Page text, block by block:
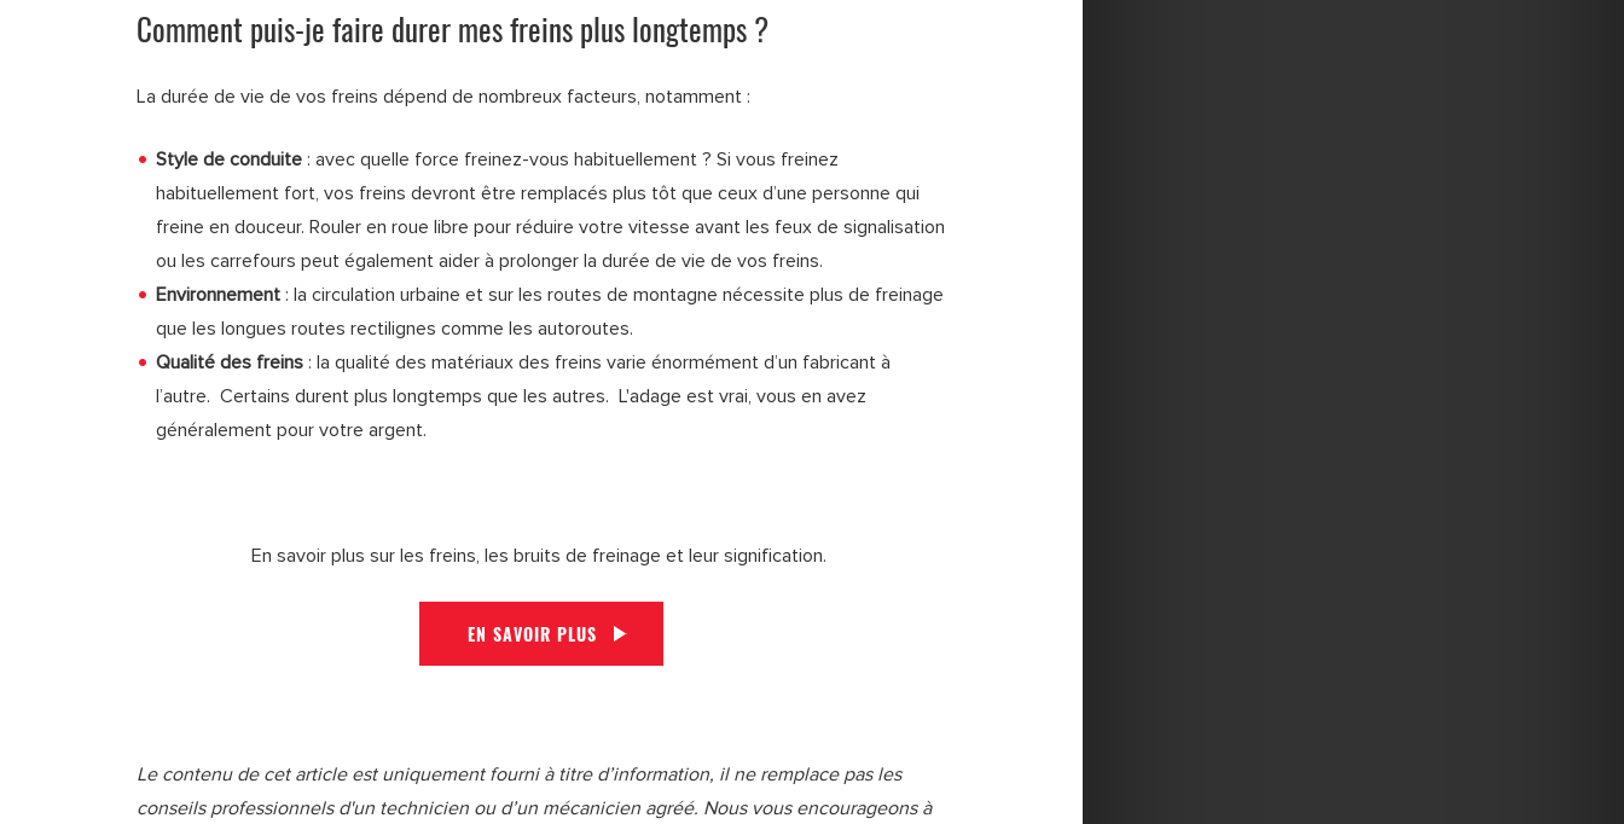
Comment puis-je faire durer mes freins plus longtemps ?
La durée de vie de vos freins dépend de nombreux facteurs, notamment :
Style de conduite : avec quelle force freinez-vous habituellement ? Si vous freinez
habituellement fort, vos freins devront être remplacés plus tôt que ceux d’une personne qui
freine en douceur. Rouler en roue libre pour réduire votre vitesse avant les feux de signalisation
ou les carrefours peut également aider à prolonger la durée de vie de vos freins.
Environnement : la circulation urbaine et sur les routes de montagne nécessite plus de freinage
que les longues routes rectilignes comme les autoroutes.
Qualité des freins : la qualité des matériaux des freins varie énormément d’un fabricant à
l’autre. Certains durent plus longtemps que les autres. L'adage est vrai, vous en avez
généralement pour votre argent.
En savoir plus sur les freins, les bruits de freinage et leur signification.
EN SAVOIR PLUS
Le contenu de cet article est uniquement fourni à titre d’information, il ne remplace pas les
conseils professionnels d'un technicien ou d’un mécanicien agréé. Nous vous encourageons à